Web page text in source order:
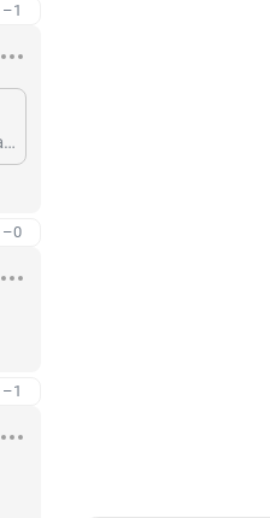
–1
зачем? просто коррупционеров раскулачить, тогда всему народу на сотни лет хватит на безбедную жизнь.
–0
–1